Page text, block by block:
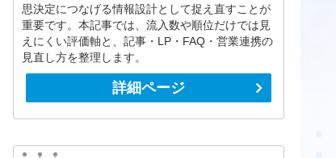
思決定につなげる情報設計として捉え直すことが
重要です。本記事では、流入数や順位だけでは見
えにくい評価軸と、記事・LP・FAQ・営業連携の
見直し方を整理します。
詳細ページ